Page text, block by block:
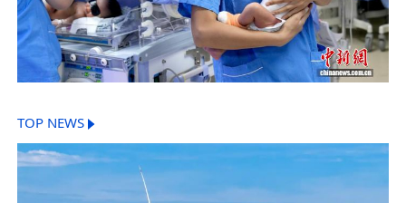
TOP NEWS